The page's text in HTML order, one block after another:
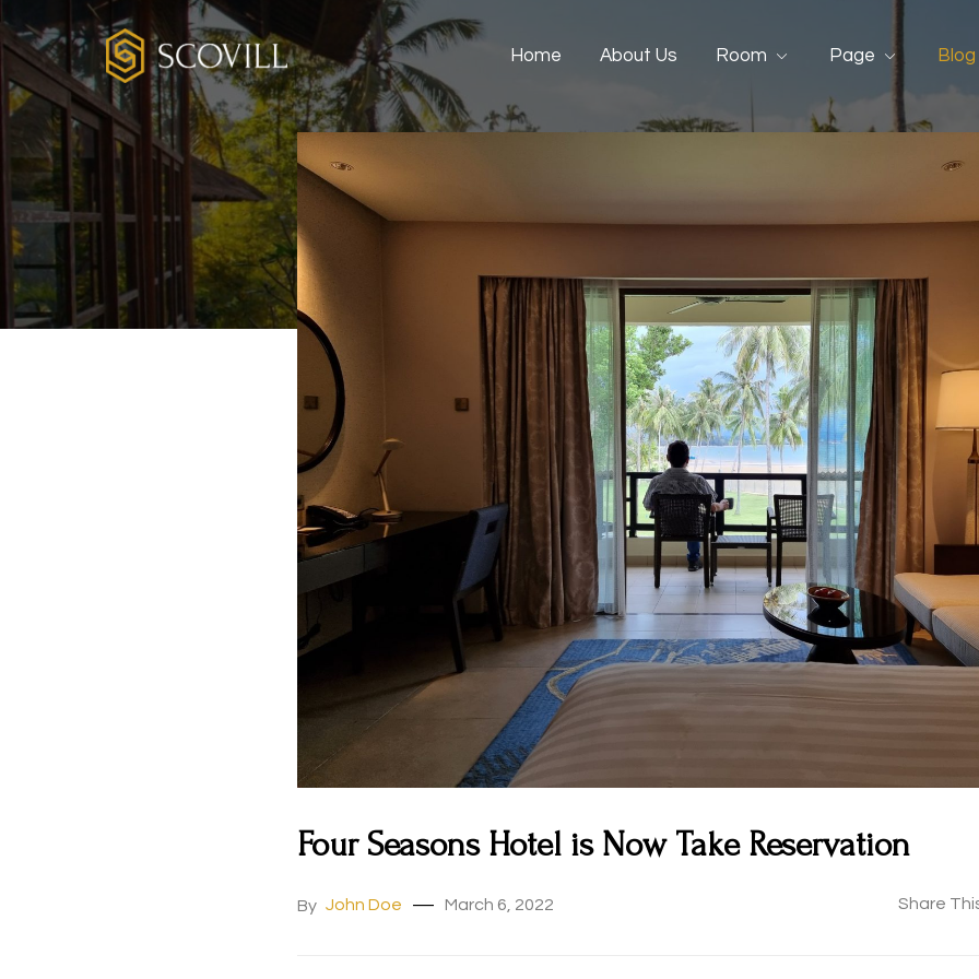
Home About Us Room Page Blog
Four Seasons Hotel is Now Take Reservation
By John Doe March 6, 2022 Share